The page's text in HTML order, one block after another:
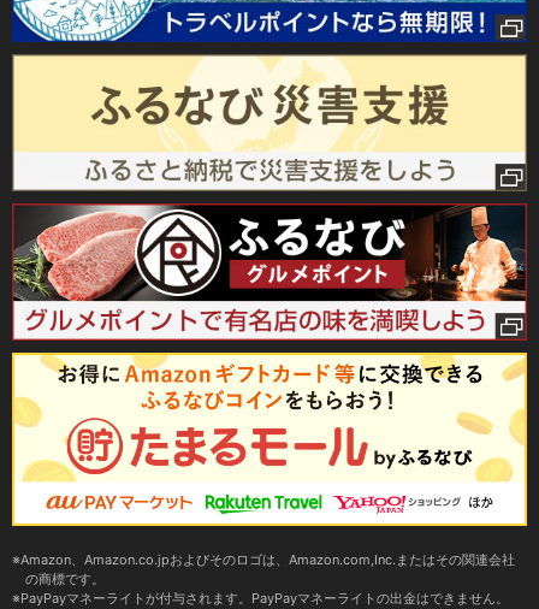
Amazon、Amazon.co.jpおよびそのロゴは、Amazon.com,Inc.またはその関連会社
の商標です。
PayPayマネーライトが付与されます。PayPayマネーライトの出金はできません。